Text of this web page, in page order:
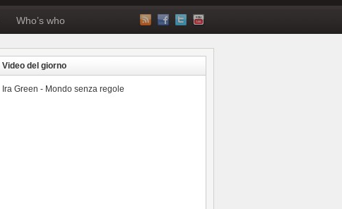
Who’s who
Video del giorno
Ira Green - Mondo senza regole